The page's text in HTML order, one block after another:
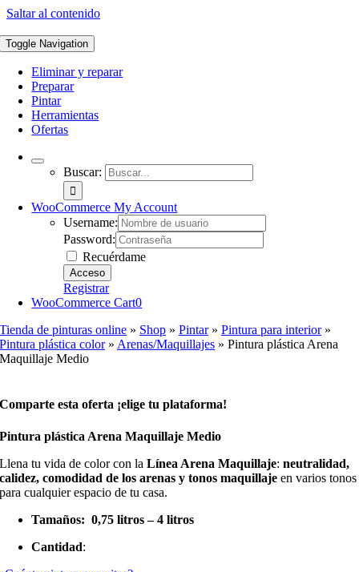
Saltar al contenido
Toggle Navigation
Eliminar y reparar
Preparar
Pintar
Herramientas
Ofertas
Buscar:
WooCommerce My Account
Username:
Password:
Recuérdame
Registrar
WooCommerce Cart0
Tienda de pinturas online » Shop »Pintar»Pintura para interior»
Pintura plástica color» Arenas/Maquillajes »Pintura plástica Arena
Maquillaje Medio
Comparte esta oferta ¡elige tu plataforma!
Pintura plástica Arena Maquillaje Medio
Llena tu vida de color con laLínea Arena Maquillaje:neutralidad,
calidez, comodidad de los arenas y tonos maquillajeen varios tonos
para cualquier espacio de tu casa.
Tamaños: 0,75 litros – 4 litros
Cantidad: